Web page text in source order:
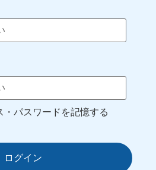
・パスワードを記憶する
ログイン